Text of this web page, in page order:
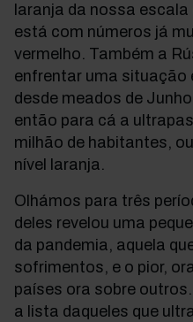
laranja da nossa escala
está com números já
vermelho. Também a
enfrentar uma situação
desde meados de
então para cá a
milhão de habitantes,
nível laranja.
Olhámos para três
deles revelou uma
da pandemia, aquela
sofrimentos, e o pior,
países ora sobre
a lista daqueles que